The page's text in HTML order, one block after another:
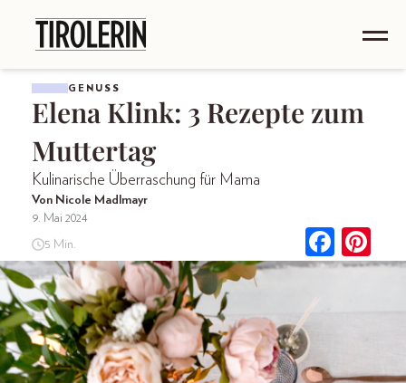
GENUSS
Elena Klink: 3 Rezepte zum
Muttertag
Kulinarische Überraschung für Mama
Von Nicole Madlmayr
9. Mai 2024
5 Min.